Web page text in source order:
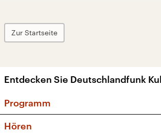
Zur Startseite
Entdecken Sie Deutschlandfunk
Programm
Hören